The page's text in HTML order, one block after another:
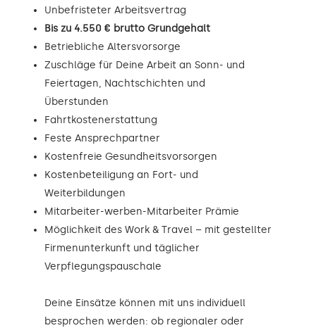
Unbefristeter Arbeitsvertrag
Bis zu 4.550 € brutto Grundgehalt
Betriebliche Altersvorsorge
Zuschläge für Deine Arbeit an Sonn- und
Feiertagen, Nachtschichten und
Überstunden
Fahrtkostenerstattung
Feste Ansprechpartner
Kostenfreie Gesundheitsvorsorgen
Kostenbeteiligung an Fort- und
Weiterbildungen
Mitarbeiter-werben-Mitarbeiter Prämie
Möglichkeit des Work & Travel – mit gestellter
Firmenunterkunft und täglicher
Verpflegungspauschale
Deine Einsätze können mit uns individuell
besprochen werden: ob regionaler oder